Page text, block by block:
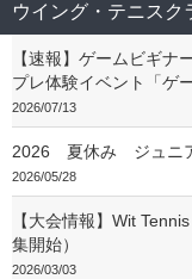
ウイング・テニスク
【速報】ゲームビギ
プレ体験イベント「ゲ
2026/07/13
2026 夏休み ジュニ
2026/05/28
【大会情報】Wit
集開始）
2026/03/03